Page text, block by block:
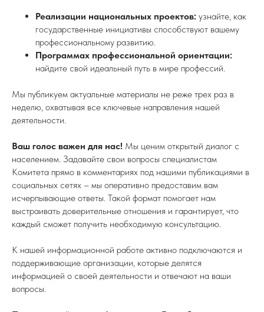
Реализации национальных проектов: узнайте, как
государственные инициативы способствуют вашему
профессиональному развитию.
Программах профессиональной ориентации:
найдите свой идеальный путь в мире профессий.
Мы публикуем актуальные материалы не реже трех раз в
неделю, охватывая все ключевые направления нашей
деятельности.
Ваш голос важен для нас! Мы ценим открытый диалог с
населением. Задавайте свои вопросы специалистам
Комитета прямо в комментариях под нашими публикациями в
социальных сетях – мы оперативно предоставим вам
исчерпывающие ответы. Такой формат помогает нам
выстраивать доверительные отношения и гарантирует, что
каждый сможет получить необходимую консультацию.
К нашей информационной работе активно подключаются и
поддерживающие организации, которые делятся
информацией о своей деятельности и отвечают на ваши
вопросы.